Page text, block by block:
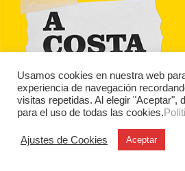
Usamos cookies en nuestra web
experiencia de navegación
visitas repetidas. Al elegir "Aceptar",
para el uso de todas las cookies.
Ajustes de Cookies Aceptar